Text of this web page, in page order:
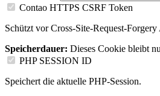
Contao HTTPS CSRF Token
Schützt vor Cross-Site-Request-
Speicherdauer: Dieses Cookie bleibt
PHP SESSION ID
Speichert die aktuelle PHP-Session.